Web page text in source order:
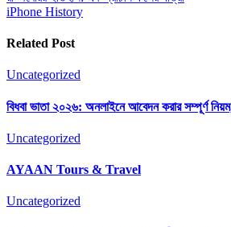
iPhone History
Related Post
Uncategorized
বিধবা ভাতা ২০২৬: অনলাইনে আবেদন করার সম্পূর্ণ
Uncategorized
AYAAN Tours & Travel
Uncategorized